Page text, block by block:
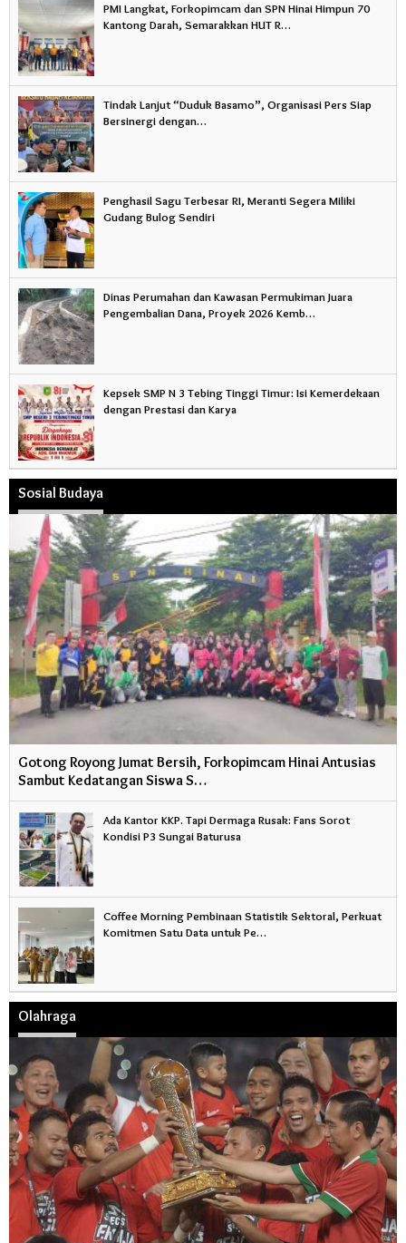
PMI Langkat, Forkopimcam dan SPN Hinai Himpun 70
Kantong Darah, Semarakkan HUT R…
Tindak Lanjut “Duduk Basamo”, Organisasi Pers Siap
Bersinergi dengan…
Penghasil Sagu Terbesar RI, Meranti Segera Miliki
Gudang Bulog Sendiri
Dinas Perumahan dan Kawasan Permukiman Juara
Pengembalian Dana, Proyek 2026 Kemb…
Kepsek SMP N 3 Tebing Tinggi Timur: Isi Kemerdekaan
dengan Prestasi dan Karya
Sosial Budaya
Gotong Royong Jumat Bersih, Forkopimcam Hinai Antusias
Sambut Kedatangan Siswa S…
Ada Kantor KKP. Tapi Dermaga Rusak: Fans Sorot
Kondisi P3 Sungai Baturusa
Coffee Morning Pembinaan Statistik Sektoral, Perkuat
Komitmen Satu Data untuk Pe…
Olahraga